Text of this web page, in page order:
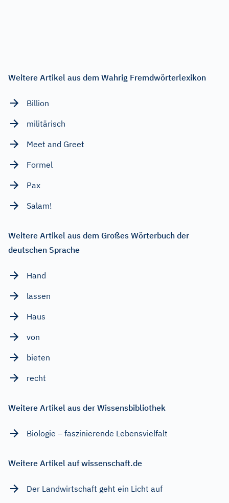
Weitere Artikel aus dem Wahrig Fremdwörterlexikon
Billion
militärisch
Meet and Greet
Formel
Pax
Salam!
Weitere Artikel aus dem Großes Wörterbuch der
deutschen Sprache
Hand
lassen
Haus
von
bieten
recht
Weitere Artikel aus der Wissensbibliothek
Biologie – faszinierende Lebensvielfalt
Weitere Artikel auf wissenschaft.de
Der Landwirtschaft geht ein Licht auf